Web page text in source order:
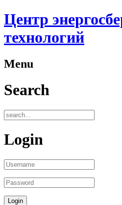
Центр
технологий
Menu
Search
Login